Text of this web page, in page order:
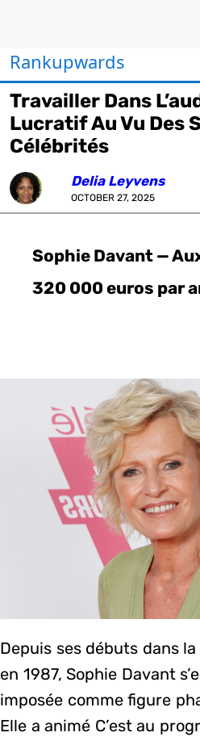
Rankupwards
Travailler Dans
Lucratif Au Vu Des
Célébrités
Delia Leyvens
OCTOBER 27, 2025
Sophie Davant —
320 000 euros par
Depuis ses débuts dans
en 1987, Sophie Davant
imposée comme figure
Elle a animé C’est au